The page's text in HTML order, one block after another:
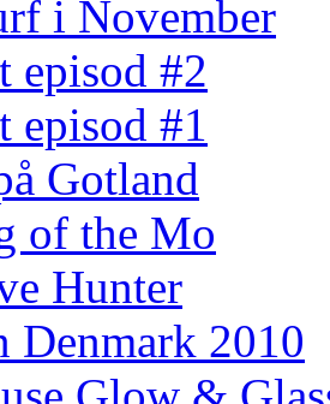
i November
episod #2
episod #1
Gotland
of the Mo
Hunter
Denmark 2010